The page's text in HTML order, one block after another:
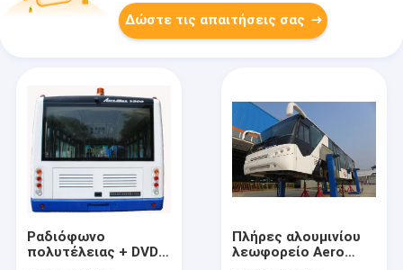
Δώστε τις απαιτήσεις σας
Ραδιόφωνο
πολυτέλειας + DVD +
Πλήρες αλουμινίου
λεωφορείο Aero